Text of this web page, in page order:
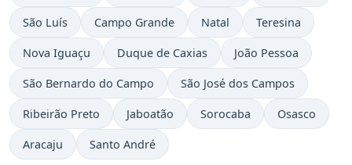
São Luís Campo Grande Natal Teresina
Nova Iguaçu Duque de Caxias João Pessoa
São Bernardo do Campo São José dos Campos
Ribeirão Preto Jaboatão Sorocaba Osasco
Aracaju Santo André